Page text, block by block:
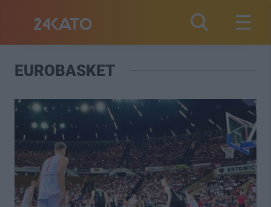
EUROBASKET